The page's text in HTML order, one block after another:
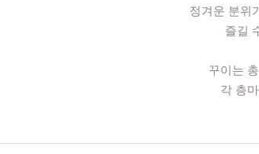
정겨운 분위
즐길
꾸이는
각 층